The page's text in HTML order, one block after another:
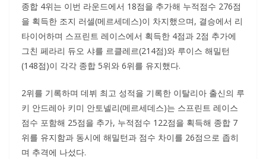
종합 4위는 이번 라운드에서 18점을 추가해 누적점수 276점
을 획득한 조지 러셀(메르세데스)이 차지했으며, 결승에서 리
타이어하며 스프린트 레이스에서 획득한 4점과 2점 추가에
그친 페라리 듀오 샤를 르클레르(214점)와 루이스 해밀턴
(148점)이 각각 종합 5위와 6위를 유지했다.
2위를 기록하며 데뷔 최고 성적을 기록한 이탈리아 출신의 루
키 안드레아 키미 안토넬리(메르세데스)는 스프린트 레이스
점수 포함해 25점을 추가, 누적점수 122점을 획득해 종합 7
위를 유지함과 동시에 해밀턴과 점수 차이를 26점으로 좁히
며 추격에 나섰다.